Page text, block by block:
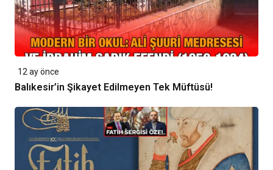
12 ay önce
Balıkesir’in Şikayet Edilmeyen Tek Müftüsü!